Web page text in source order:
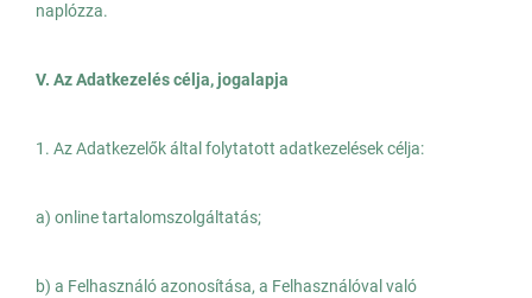
naplózza.
V. Az Adatkezelés célja, jogalapja
1. Az Adatkezelők által folytatott adatkezelések célja:
a) online tartalomszolgáltatás;
b) a Felhasználó azonosítása, a Felhasználóval való